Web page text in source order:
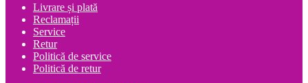
Livrare și plată
Reclamații
Service
Retur
Politică de service
Politică de retur